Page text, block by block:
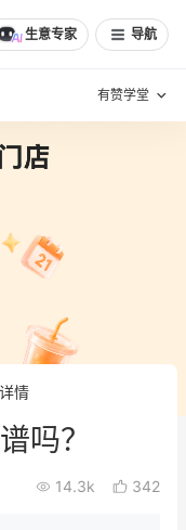
生意专家 导航
有赞学堂
实践
情
吗？
14.3k 342